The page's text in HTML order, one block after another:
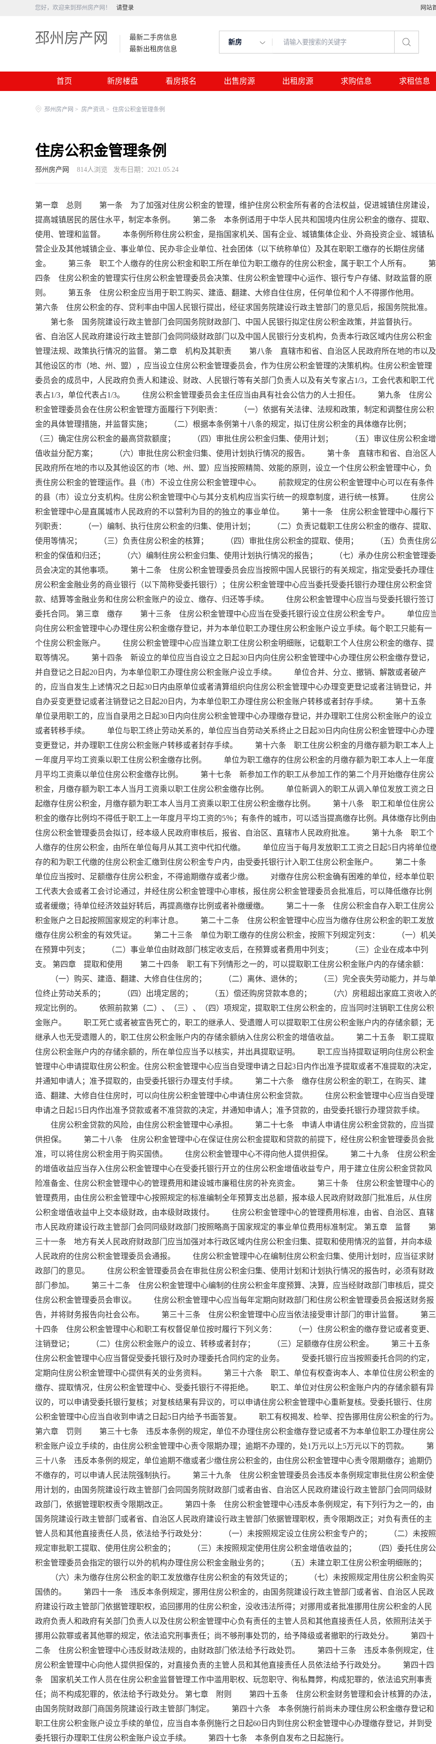
您好，欢迎来到邳州房产网！ 请登录 网站
邳州房产网
最新二手房信息
最新出租房信息
新房
首页 新房楼盘 看房报名 出售房源 出租房源 求购信息 求租信息
邳州房产网 > 房产资讯 > 住房公积金管理条例
住房公积金管理条例
邳州房产网 814人浏览 发布日期：2021.05.24
第一章 总则 第一条 为了加强对住房公积金的管理，维护住房公积金所有者的合法权益，促进城镇住房建设，
提高城镇居民的居住水平，制定本条例。 第二条 本条例适用于中华人民共和国境内住房公积金的缴存、提取、
使用、管理和监督。 本条例所称住房公积金，是指国家机关、国有企业、城镇集体企业、外商投资企业、城镇私
营企业及其他城镇企业、事业单位、民办非企业单位、社会团体（以下统称单位）及其在职职工缴存的长期住房储
金。 第三条 职工个人缴存的住房公积金和职工所在单位为职工缴存的住房公积金，属于职工个人所有。 第
四条 住房公积金的管理实行住房公积金管理委员会决策、住房公积金管理中心运作、银行专户存储、财政监督的原
则。 第五条 住房公积金应当用于职工购买、建造、翻建、大修自住住房，任何单位和个人不得挪作他用。
第六条 住房公积金的存、贷利率由中国人民银行提出，经征求国务院建设行政主管部门的意见后，报国务院批准。
第七条 国务院建设行政主管部门会同国务院财政部门、中国人民银行拟定住房公积金政策，并监督执行。
省、自治区人民政府建设行政主管部门会同同级财政部门以及中国人民银行分支机构，负责本行政区域内住房公积金
管理法规、政策执行情况的监督。 第二章 机构及其职责 第八条 直辖市和省、自治区人民政府所在地的市以及
其他设区的市（地、州、盟），应当设立住房公积金管理委员会，作为住房公积金管理的决策机构。住房公积金管理
委员会的成员中，人民政府负责人和建设、财政、人民银行等有关部门负责人以及有关专家占1/3，工会代表和职工代
表占1/3，单位代表占1/3。 住房公积金管理委员会主任应当由具有社会公信力的人士担任。 第九条 住房公
积金管理委员会在住房公积金管理方面履行下列职责： （一）依据有关法律、法规和政策，制定和调整住房公积
金的具体管理措施，并监督实施； （二）根据本条例第十八条的规定，拟订住房公积金的具体缴存比例；
（三）确定住房公积金的最高贷款额度； （四）审批住房公积金归集、使用计划； （五）审议住房公积金增
值收益分配方案； （六）审批住房公积金归集、使用计划执行情况的报告。 第十条 直辖市和省、自治区人
民政府所在地的市以及其他设区的市（地、州、盟）应当按照精简、效能的原则，设立一个住房公积金管理中心，负
责住房公积金的管理运作。县（市）不设立住房公积金管理中心。 前款规定的住房公积金管理中心可以在有条件
的县（市）设立分支机构。住房公积金管理中心与其分支机构应当实行统一的规章制度，进行统一核算。 住房公
积金管理中心是直属城市人民政府的不以营利为目的的独立的事业单位。 第十一条 住房公积金管理中心履行下
列职责： （一）编制、执行住房公积金的归集、使用计划； （二）负责记载职工住房公积金的缴存、提取、
使用等情况； （三）负责住房公积金的核算； （四）审批住房公积金的提取、使用； （五）负责住房
积金的保值和归还； （六）编制住房公积金归集、使用计划执行情况的报告； （七）承办住房公积金管理委
员会决定的其他事项。 第十二条 住房公积金管理委员会应当按照中国人民银行的有关规定，指定受委托办理住
房公积金金融业务的商业银行（以下简称受委托银行）；住房公积金管理中心应当委托受委托银行办理住房公积金贷
款、结算等金融业务和住房公积金账户的设立、缴存、归还等手续。 住房公积金管理中心应当与受委托银行签订
委托合同。 第三章 缴存 第十三条 住房公积金管理中心应当在受委托银行设立住房公积金专户。 单位应
向住房公积金管理中心办理住房公积金缴存登记，并为本单位职工办理住房公积金账户设立手续。每个职工只能有一
个住房公积金账户。 住房公积金管理中心应当建立职工住房公积金明细账，记载职工个人住房公积金的缴存、提
取等情况。 第十四条 新设立的单位应当自设立之日起30日内向住房公积金管理中心办理住房公积金缴存登记，
并自登记之日起20日内，为本单位职工办理住房公积金账户设立手续。 单位合并、分立、撤销、解散或者破产
的，应当自发生上述情况之日起30日内由原单位或者清算组织向住房公积金管理中心办理变更登记或者注销登记，并
自办妥变更登记或者注销登记之日起20日内，为本单位职工办理住房公积金账户转移或者封存手续。 第十五条
单位录用职工的，应当自录用之日起30日内向住房公积金管理中心办理缴存登记，并办理职工住房公积金账户的设立
或者转移手续。 单位与职工终止劳动关系的，单位应当自劳动关系终止之日起30日内向住房公积金管理中心办理
变更登记，并办理职工住房公积金账户转移或者封存手续。 第十六条 职工住房公积金的月缴存额为职工本人上
一年度月平均工资乘以职工住房公积金缴存比例。 单位为职工缴存的住房公积金的月缴存额为职工本人上一年度
月平均工资乘以单位住房公积金缴存比例。 第十七条 新参加工作的职工从参加工作的第二个月开始缴存住房公
积金，月缴存额为职工本人当月工资乘以职工住房公积金缴存比例。 单位新调入的职工从调入单位发放工资之日
起缴存住房公积金，月缴存额为职工本人当月工资乘以职工住房公积金缴存比例。 第十八条 职工和单位住房公
积金的缴存比例均不得低于职工上一年度月平均工资的5％；有条件的城市，可以适当提高缴存比例。具体缴存比例由
住房公积金管理委员会拟订，经本级人民政府审核后，报省、自治区、直辖市人民政府批准。 第十九条 职工个
人缴存的住房公积金，由所在单位每月从其工资中代扣代缴。 单位应当于每月发放职工工资之日起5日内将单位
存的和为职工代缴的住房公积金汇缴到住房公积金专户内，由受委托银行计入职工住房公积金账户。 第二十条
单位应当按时、足额缴存住房公积金，不得逾期缴存或者少缴。 对缴存住房公积金确有困难的单位，经本单位职
工代表大会或者工会讨论通过，并经住房公积金管理中心审核，报住房公积金管理委员会批准后，可以降低缴存比例
或者缓缴；待单位经济效益好转后，再提高缴存比例或者补缴缓缴。 第二十一条 住房公积金自存入职工住房公
积金账户之日起按照国家规定的利率计息。 第二十二条 住房公积金管理中心应当为缴存住房公积金的职工发放
缴存住房公积金的有效凭证。 第二十三条 单位为职工缴存的住房公积金，按照下列规定列支： （一）机关
在预算中列支； （二）事业单位由财政部门核定收支后，在预算或者费用中列支； （三）企业在成本中列
支。 第四章 提取和使用 第二十四条 职工有下列情形之一的，可以提取职工住房公积金账户内的存储余额：
（一）购买、建造、翻建、大修自住住房的； （二）离休、退休的； （三）完全丧失劳动能力，并与单
位终止劳动关系的； （四）出境定居的； （五）偿还购房贷款本息的； （六）房租超出家庭工资收入
规定比例的。 依照前款第（二）、（三）、（四）项规定，提取职工住房公积金的，应当同时注销职工住房公积
金账户。 职工死亡或者被宣告死亡的，职工的继承人、受遗赠人可以提取职工住房公积金账户内的存储余额；无
继承人也无受遗赠人的，职工住房公积金账户内的存储余额纳入住房公积金的增值收益。 第二十五条 职工提取
住房公积金账户内的存储余额的，所在单位应当予以核实，并出具提取证明。 职工应当持提取证明向住房公积金
管理中心申请提取住房公积金。住房公积金管理中心应当自受理申请之日起3日内作出准予提取或者不准提取的决定，
并通知申请人；准予提取的，由受委托银行办理支付手续。 第二十六条 缴存住房公积金的职工，在购买、建
造、翻建、大修自住住房时，可以向住房公积金管理中心申请住房公积金贷款。 住房公积金管理中心应当自受理
申请之日起15日内作出准予贷款或者不准贷款的决定，并通知申请人；准予贷款的，由受委托银行办理贷款手续。
住房公积金贷款的风险，由住房公积金管理中心承担。 第二十七条 申请人申请住房公积金贷款的，应当提
供担保。 第二十八条 住房公积金管理中心在保证住房公积金提取和贷款的前提下，经住房公积金管理委员会批
准，可以将住房公积金用于购买国债。 住房公积金管理中心不得向他人提供担保。 第二十九条 住房公积金
的增值收益应当存入住房公积金管理中心在受委托银行开立的住房公积金增值收益专户，用于建立住房公积金贷款风
险准备金、住房公积金管理中心的管理费用和建设城市廉租住房的补充资金。 第三十条 住房公积金管理中心的
管理费用，由住房公积金管理中心按照规定的标准编制全年预算支出总额，报本级人民政府财政部门批准后，从住房
公积金增值收益中上交本级财政，由本级财政拨付。 住房公积金管理中心的管理费用标准，由省、自治区、直辖
市人民政府建设行政主管部门会同同级财政部门按照略高于国家规定的事业单位费用标准制定。 第五章 监督 第
三十一条 地方有关人民政府财政部门应当加强对本行政区域内住房公积金归集、提取和使用情况的监督，并向本级
人民政府的住房公积金管理委员会通报。 住房公积金管理中心在编制住房公积金归集、使用计划时，应当征求财
政部门的意见。 住房公积金管理委员会在审批住房公积金归集、使用计划和计划执行情况的报告时，必须有财政
部门参加。 第三十二条 住房公积金管理中心编制的住房公积金年度预算、决算，应当经财政部门审核后，提交
住房公积金管理委员会审议。 住房公积金管理中心应当每年定期向财政部门和住房公积金管理委员会报送财务报
告，并将财务报告向社会公布。 第三十三条 住房公积金管理中心应当依法接受审计部门的审计监督。 第三
十四条 住房公积金管理中心和职工有权督促单位按时履行下列义务： （一）住房公积金的缴存登记或者变更、
注销登记； （二）住房公积金账户的设立、转移或者封存； （三）足额缴存住房公积金。 第三十五
住房公积金管理中心应当督促受委托银行及时办理委托合同约定的业务。 受委托银行应当按照委托合同的约定，
定期向住房公积金管理中心提供有关的业务资料。 第三十六条 职工、单位有权查询本人、本单位住房公积金的
缴存、提取情况，住房公积金管理中心、受委托银行不得拒绝。 职工、单位对住房公积金账户内的存储余额有异
议的，可以申请受委托银行复核；对复核结果有异议的，可以申请住房公积金管理中心重新复核。受委托银行、住房
公积金管理中心应当自收到申请之日起5日内给予书面答复。 职工有权揭发、检举、控告挪用住房公积金的行为
第六章 罚则 第三十七条 违反本条例的规定，单位不办理住房公积金缴存登记或者不为本单位职工办理住房公
积金账户设立手续的，由住房公积金管理中心责令限期办理；逾期不办理的，处1万元以上5万元以下的罚款。 第
三十八条 违反本条例的规定，单位逾期不缴或者少缴住房公积金的，由住房公积金管理中心责令限期缴存；逾期仍
不缴存的，可以申请人民法院强制执行。 第三十九条 住房公积金管理委员会违反本条例规定审批住房公积金使
用计划的，由国务院建设行政主管部门会同国务院财政部门或者由省、自治区人民政府建设行政主管部门会同同级财
政部门，依据管理职权责令限期改正。 第四十条 住房公积金管理中心违反本条例规定，有下列行为之一的，由
国务院建设行政主管部门或者省、自治区人民政府建设行政主管部门依据管理职权，责令限期改正；对负有责任的主
管人员和其他直接责任人员，依法给予行政处分： （一）未按照规定设立住房公积金专户的； （二）未按照
规定审批职工提取、使用住房公积金的； （三）未按照规定使用住房公积金增值收益的； （四）委托住房公
积金管理委员会指定的银行以外的机构办理住房公积金金融业务的； （五）未建立职工住房公积金明细账的；
（六）未为缴存住房公积金的职工发放缴存住房公积金的有效凭证的； （七）未按照规定用住房公积金购买
国债的。 第四十一条 违反本条例规定，挪用住房公积金的，由国务院建设行政主管部门或者省、自治区人民政
府建设行政主管部门依据管理职权，追回挪用的住房公积金，没收违法所得；对挪用或者批准挪用住房公积金的人民
政府负责人和政府有关部门负责人以及住房公积金管理中心负有责任的主管人员和其他直接责任人员，依照刑法关于
挪用公款罪或者其他罪的规定，依法追究刑事责任；尚不够刑事处罚的，给予降级或者撤职的行政处分。 第四十
二条 住房公积金管理中心违反财政法规的，由财政部门依法给予行政处罚。 第四十三条 违反本条例规定，住
房公积金管理中心向他人提供担保的，对直接负责的主管人员和其他直接责任人员依法给予行政处分。 第四十四
条 国家机关工作人员在住房公积金监督管理工作中滥用职权、玩忽职守、徇私舞弊，构成犯罪的，依法追究刑事责
任；尚不构成犯罪的，依法给予行政处分。 第七章 附则 第四十五条 住房公积金财务管理和会计核算的办法，
由国务院财政部门商国务院建设行政主管部门制定。 第四十六条 本条例施行前尚未办理住房公积金缴存登记和
职工住房公积金账户设立手续的单位，应当自本条例施行之日起60日内到住房公积金管理中心办理缴存登记，并到受
委托银行办理职工住房公积金账户设立手续。 第四十七条 本条例自发布之日起施行。